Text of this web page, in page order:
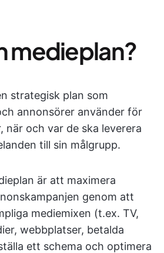
medieplan?
strategisk plan som
annonsörer använder för
när och var de ska leverera
till sin målgrupp.
är att maximera
genom att
mediemixen (t.ex. TV,
webbplatser, betalda
ett schema och optimera